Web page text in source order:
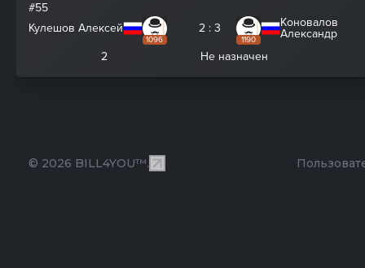
#55
Кулешов Алексей
1096
2 : 3
1190
Коновалов
Александр
2
Не назначен
© 2026 BILL4YOU™.